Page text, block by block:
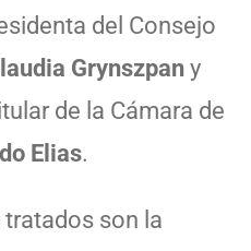
del Consejo
Grynszpan y
de la Cámara de
Elias.
son la